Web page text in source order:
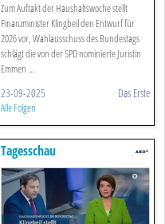
Zum Auftakt der Haushaltswoche stellt
Finanzminister Klingbeil den Entwurf für
2026 vor, Wahlausschuss des Bundestags
schlägt die von der SPD nominierte Juristin
Emmen ...
23-09-2025 Das Erste
Alle Folgen
Tagesschau